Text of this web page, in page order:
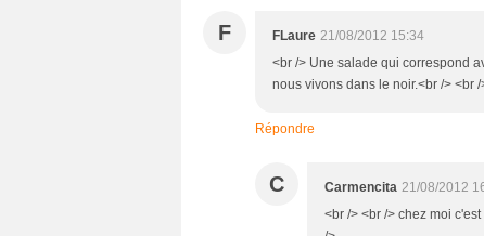
F FLaure 21/08/2012 15:34
<br /> Une salade qui correspond
nous vivons dans le noir.<br /> <br
Répondre
C Carmencita 21/08/2012
<br /> <br /> chez moi